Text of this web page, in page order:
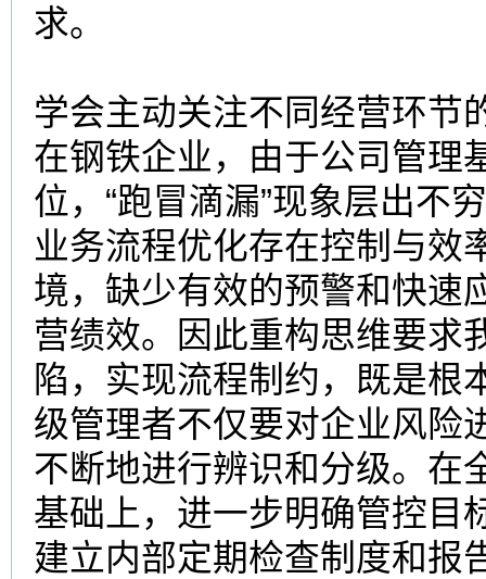
求。
学会主动关注不同经营环节
在钢铁企业，由于公司管理
位，“跑冒滴漏”现象层出不
业务流程优化存在控制与效
境，缺少有效的预警和快速
营绩效。因此重构思维要求
陷，实现流程制约，既是根
级管理者不仅要对企业风险
不断地进行辨识和分级。在
基础上，进一步明确管控目
建立内部定期检查制度和报